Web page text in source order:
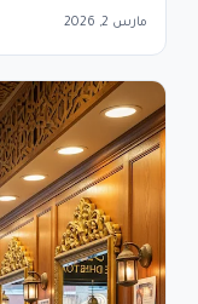
مارس 2, 2026